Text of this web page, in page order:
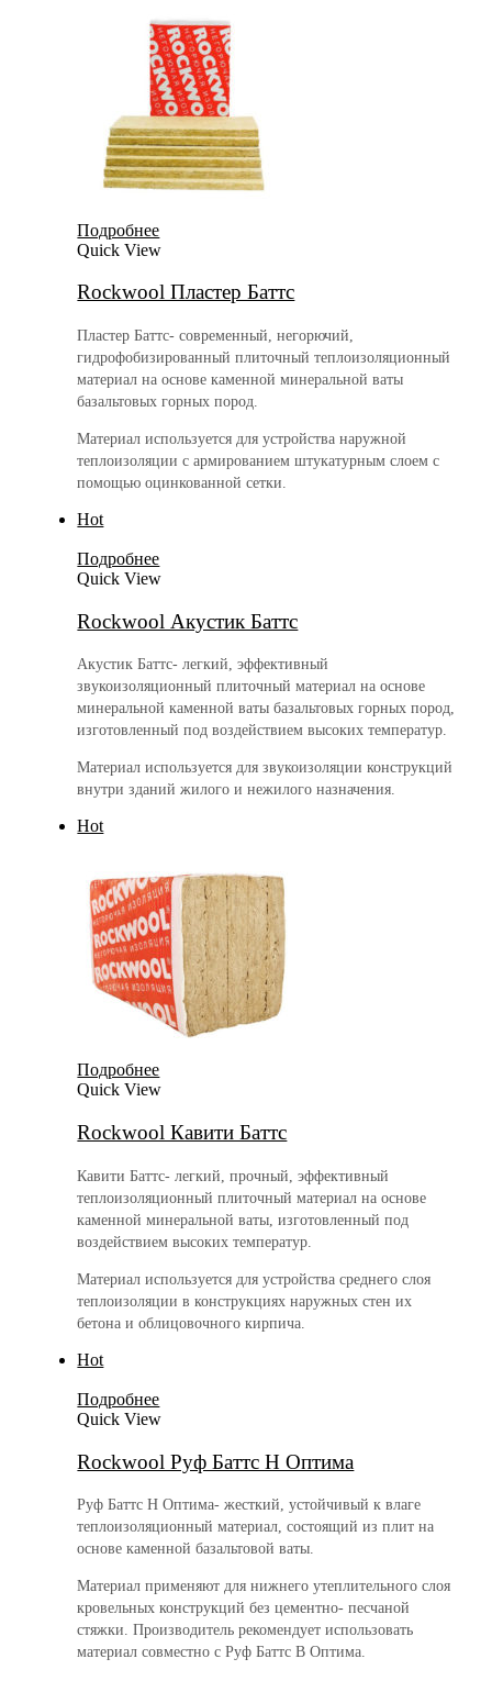
Подробнее
Quick View
Rockwool Пластер Баттс
Пластер Баттс- современный, негорючий,
гидрофобизированный плиточный теплоизоляционный
материал на основе каменной минеральной ваты
базальтовых горных пород.
Материал используется для устройства наружной
теплоизоляции с армированием штукатурным слоем с
помощью оцинкованной сетки.
Hot
Подробнее
Quick View
Rockwool Акустик Баттс
Акустик Баттс- легкий, эффективный
звукоизоляционный плиточный материал на основе
минеральной каменной ваты базальтовых горных пород,
изготовленный под воздействием высоких температур.
Материал используется для звукоизоляции конструкций
внутри зданий жилого и нежилого назначения.
Hot
Подробнее
Quick View
Rockwool Кавити Баттс
Кавити Баттс- легкий, прочный, эффективный
теплоизоляционный плиточный материал на основе
каменной минеральной ваты, изготовленный под
воздействием высоких температур.
Материал используется для устройства среднего слоя
теплоизоляции в конструкциях наружных стен их
бетона и облицовочного кирпича.
Hot
Подробнее
Quick View
Rockwool Руф Баттс Н Оптима
Руф Баттс Н Оптима- жесткий, устойчивый к влаге
теплоизоляционный материал, состоящий из плит на
основе каменной базальтовой ваты.
Материал применяют для нижнего утеплительного слоя
кровельных конструкций без цементно- песчаной
стяжки. Производитель рекомендует использовать
материал совместно с Руф Баттс В Оптима.